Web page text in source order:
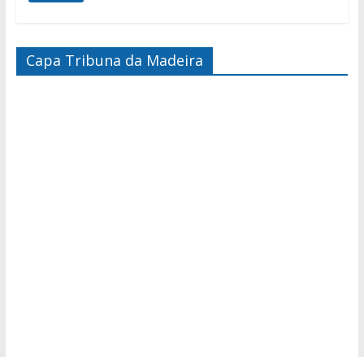
Capa Tribuna da Madeira